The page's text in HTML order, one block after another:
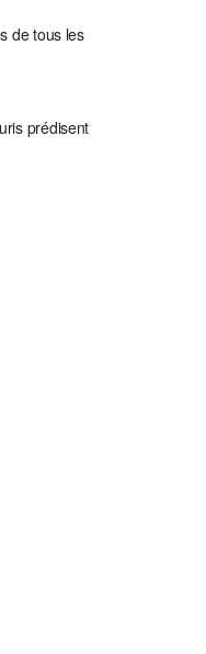
de tous les
prédisent